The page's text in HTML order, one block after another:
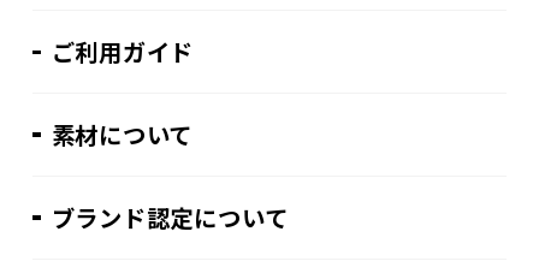
ご利用ガイド
素材について
ブランド認定について